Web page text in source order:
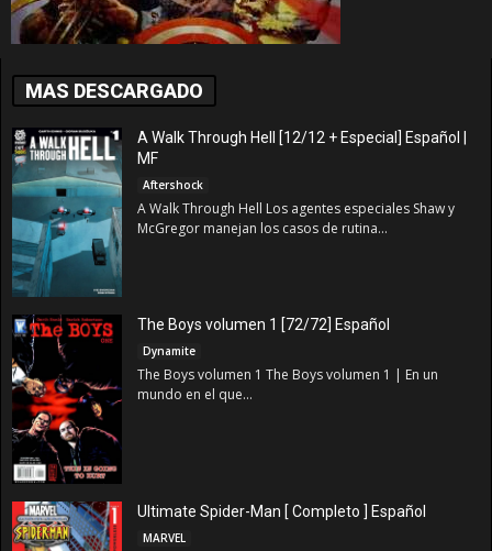
MAS DESCARGADO
A Walk Through Hell [12/12 + Especial] Español |
MF
Aftershock
A Walk Through Hell Los agentes especiales Shaw y
McGregor manejan los casos de rutina...
The Boys volumen 1 [72/72] Español
Dynamite
The Boys volumen 1 The Boys volumen 1 | En un
mundo en el que...
Ultimate Spider-Man [ Completo ] Español
MARVEL